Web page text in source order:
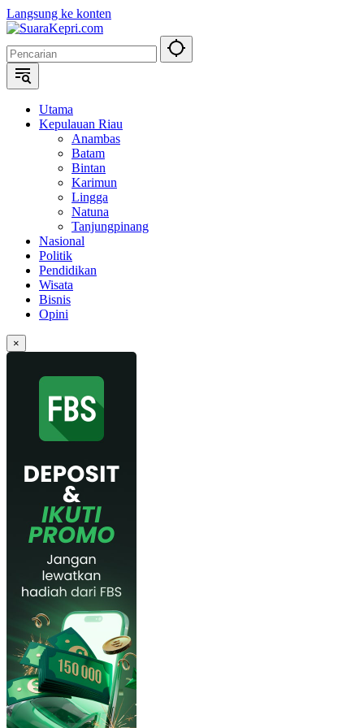
Langsung ke konten
Utama
Kepulauan Riau
Anambas
Batam
Bintan
Karimun
Lingga
Natuna
Tanjungpinang
Nasional
Politik
Pendidikan
Wisata
Bisnis
Opini
×